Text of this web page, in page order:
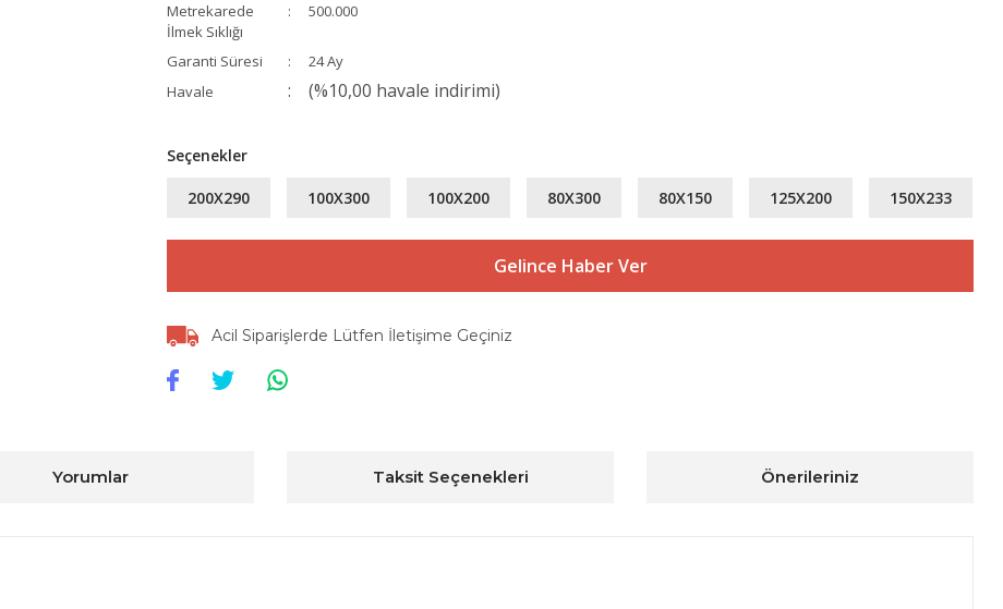
Metrekarede
İlmek Sıklığı
500.000
Garanti Süresi
24 Ay
Havale
(%10,00 havale indirimi)
Seçenekler
200X290 100X300 100X200 80X300 80X150 125X200 150X233
Gelince Haber Ver
Acil Siparişlerde Lütfen İletişime Geçiniz
Yorumlar Taksit Seçenekleri Önerileriniz